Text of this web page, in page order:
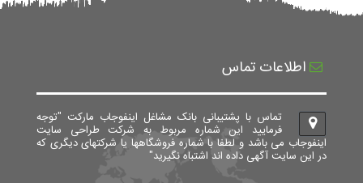
اطلاعات تماس
تماس با پشتیبانی بانک مشاغل اینفوجاب مارکت "توجه
فرمایید این شماره مربوط به شرکت طراحی سایت
اینفوجاب می باشد و لطفا با شماره فروشگاهها یا شرکتهای دیگری که
در این سایت آگهی داده اند اشتباه نگیرید"